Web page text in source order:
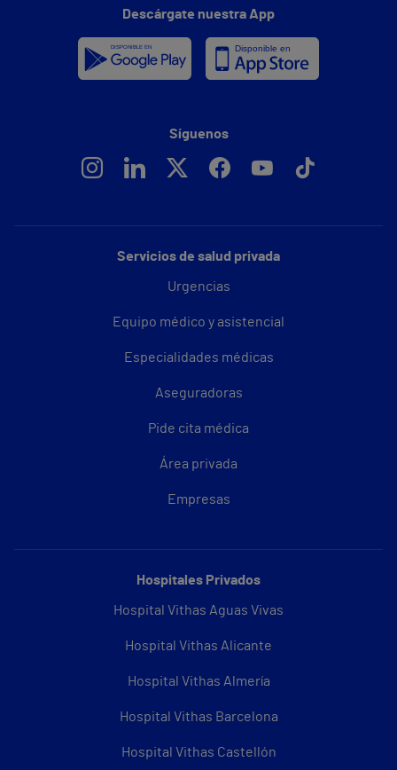
Servicios de salud privada
Urgencias
Equipo médico y asistencial
Especialidades médicas
Aseguradoras
Pide cita médica
Área privada
Empresas
Hospitales Privados
Hospital Vithas Aguas Vivas
Hospital Vithas Alicante
Hospital Vithas Almería
Hospital Vithas Barcelona
Hospital Vithas Castellón
Descárgate nuestra App
Síguenos